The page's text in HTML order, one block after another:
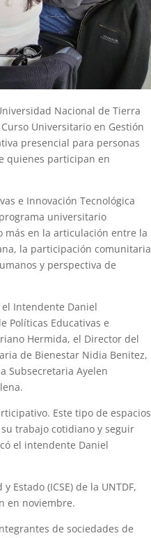
Nacional de Tierra
Universitario en Gestión
presencial para personas
quienes participan en
e Innovación Tecnológica
universitario
más en la articulación entre la
la participación comunitaria
y perspectiva de
Intendente Daniel
Políticas Educativas e
Hermida, el Director del
de Bienestar Nidia Benitez,
Subsecretaria Ayelen
Este tipo de espacios
trabajo cotidiano y seguir
el intendente Daniel
(ICSE) de la UNTDF,
en noviembre.
de sociedades de